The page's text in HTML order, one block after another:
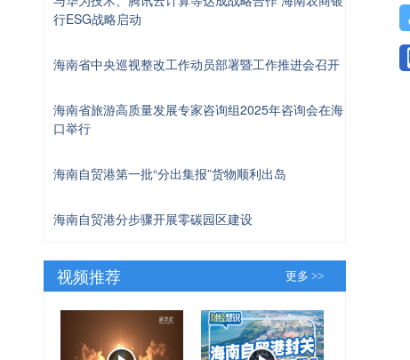
行ESG战略启动
海南省中央巡视整改工作动员部署暨工作推进会召开
海南省旅游高质量发展专家咨询组2025年咨询会在海
口举行
海南自贸港第一批“分出集报”货物顺利出岛
海南自贸港分步骤开展零碳园区建设
视频推荐 更多 >>